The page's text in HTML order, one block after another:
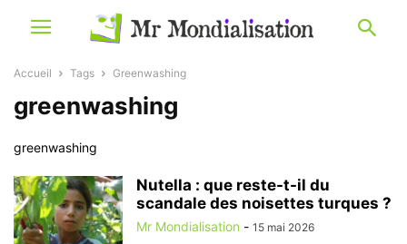
Accueil Tags Greenwashing
greenwashing
greenwashing
Nutella : que reste-t-il du
scandale des noisettes turques ?
Mr Mondialisation - 15 mai 2026